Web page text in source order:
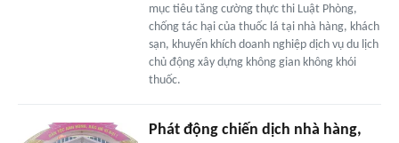
mục tiêu tăng cường thực thi Luật Phòng,
chống tác hại của thuốc lá tại nhà hàng, khách
sạn, khuyến khích doanh nghiệp dịch vụ du lịch
chủ động xây dựng không gian không khói
thuốc.
Phát động chiến dịch nhà hàng,